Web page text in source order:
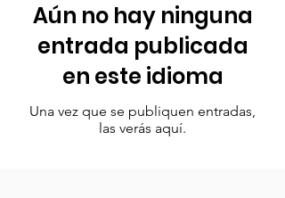
Aún no hay ninguna
entrada publicada
en este idioma
Una vez que se publiquen entradas,
las verás aquí.